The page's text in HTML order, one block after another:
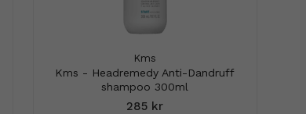
Kms
Kms - Headremedy Anti-Dandruff
shampoo 300ml
285 kr